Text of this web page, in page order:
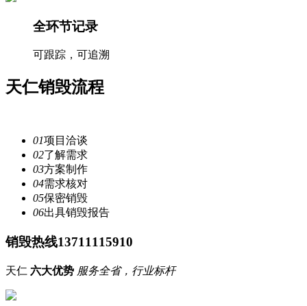
全环节记录
可跟踪，可追溯
天仁销毁流程
01项目洽谈
02了解需求
03方案制作
04需求核对
05保密销毁
06出具销毁报告
销毁热线13711115910
天仁 六大优势 服务全省，行业标杆